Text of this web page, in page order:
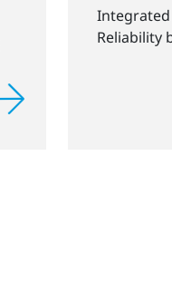
Integrated
Reliability